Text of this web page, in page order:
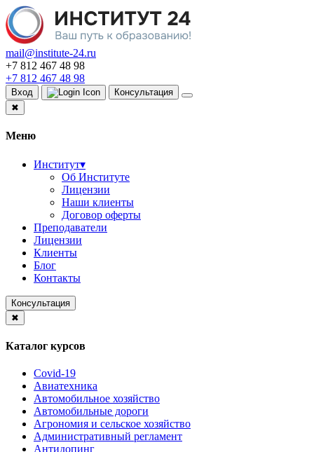
mail@institute-24.ru
+7 812 467 48 98
+7 812 467 48 98
Вход
Консультация
✖
Меню
Институт▾
Об Институте
Лицензии
Наши клиенты
Договор оферты
Преподаватели
Лицензии
Клиенты
Блог
Контакты
Консультация
✖
Каталог курсов
Covid-19
Авиатехника
Автомобильное хозяйство
Автомобильные дороги
Агрономия и сельское хозяйство
Административный регламент
Антидопинг